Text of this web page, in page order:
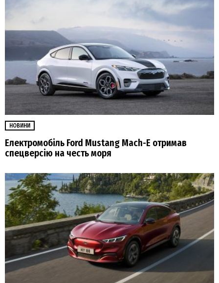
НОВИНИ
Електромобіль Ford Mustang Mach-E отримав
спецверсію на честь моря